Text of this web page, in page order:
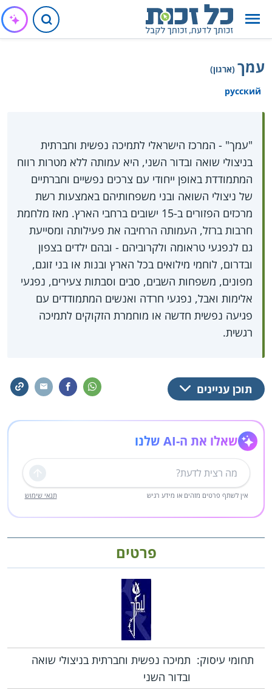
עמך (ארגון)
русский
"עמך" - המרכז הישראלי לתמיכה נפשית וחברתית
בניצולי שואה ובדור השני, היא עמותה ללא מטרות רווח
המתמודדת באופן ייחודי עם צרכים נפשיים וחברתיים
של ניצולי השואה ובני משפחותיהם באמצעות רשת
מרכזים הפזורים ב-15 ישובים ברחבי הארץ. מאז מלחמת
חרבות ברזל, העמותה הרחיבה את פעילותה ומסייעת
גם לנפגעי טראומה ולקרוביהם - ובהם ילדים בצפון
ובדרום, לוחמי מילואים בכל הארץ ובנות או בני זוגם,
מפונים, משפחות השבים, סבים וסבתות צעירים, נפגעי
אלימות ואבל, נפגעי חרדה ואנשים המתמודדים עם
פגיעה נפשית חדשה או מוחמרת הזקוקים לתמיכה
רגשית.
תוכן עניינים
שאלו את ה-AI שלנו
שליחה
אין לשתף פרטים מזהים או מידע רגיש תנאי שימוש
פרטים
תחומי עיסוק: תמיכה נפשית וחברתית בניצולי שואה
ובדור השני